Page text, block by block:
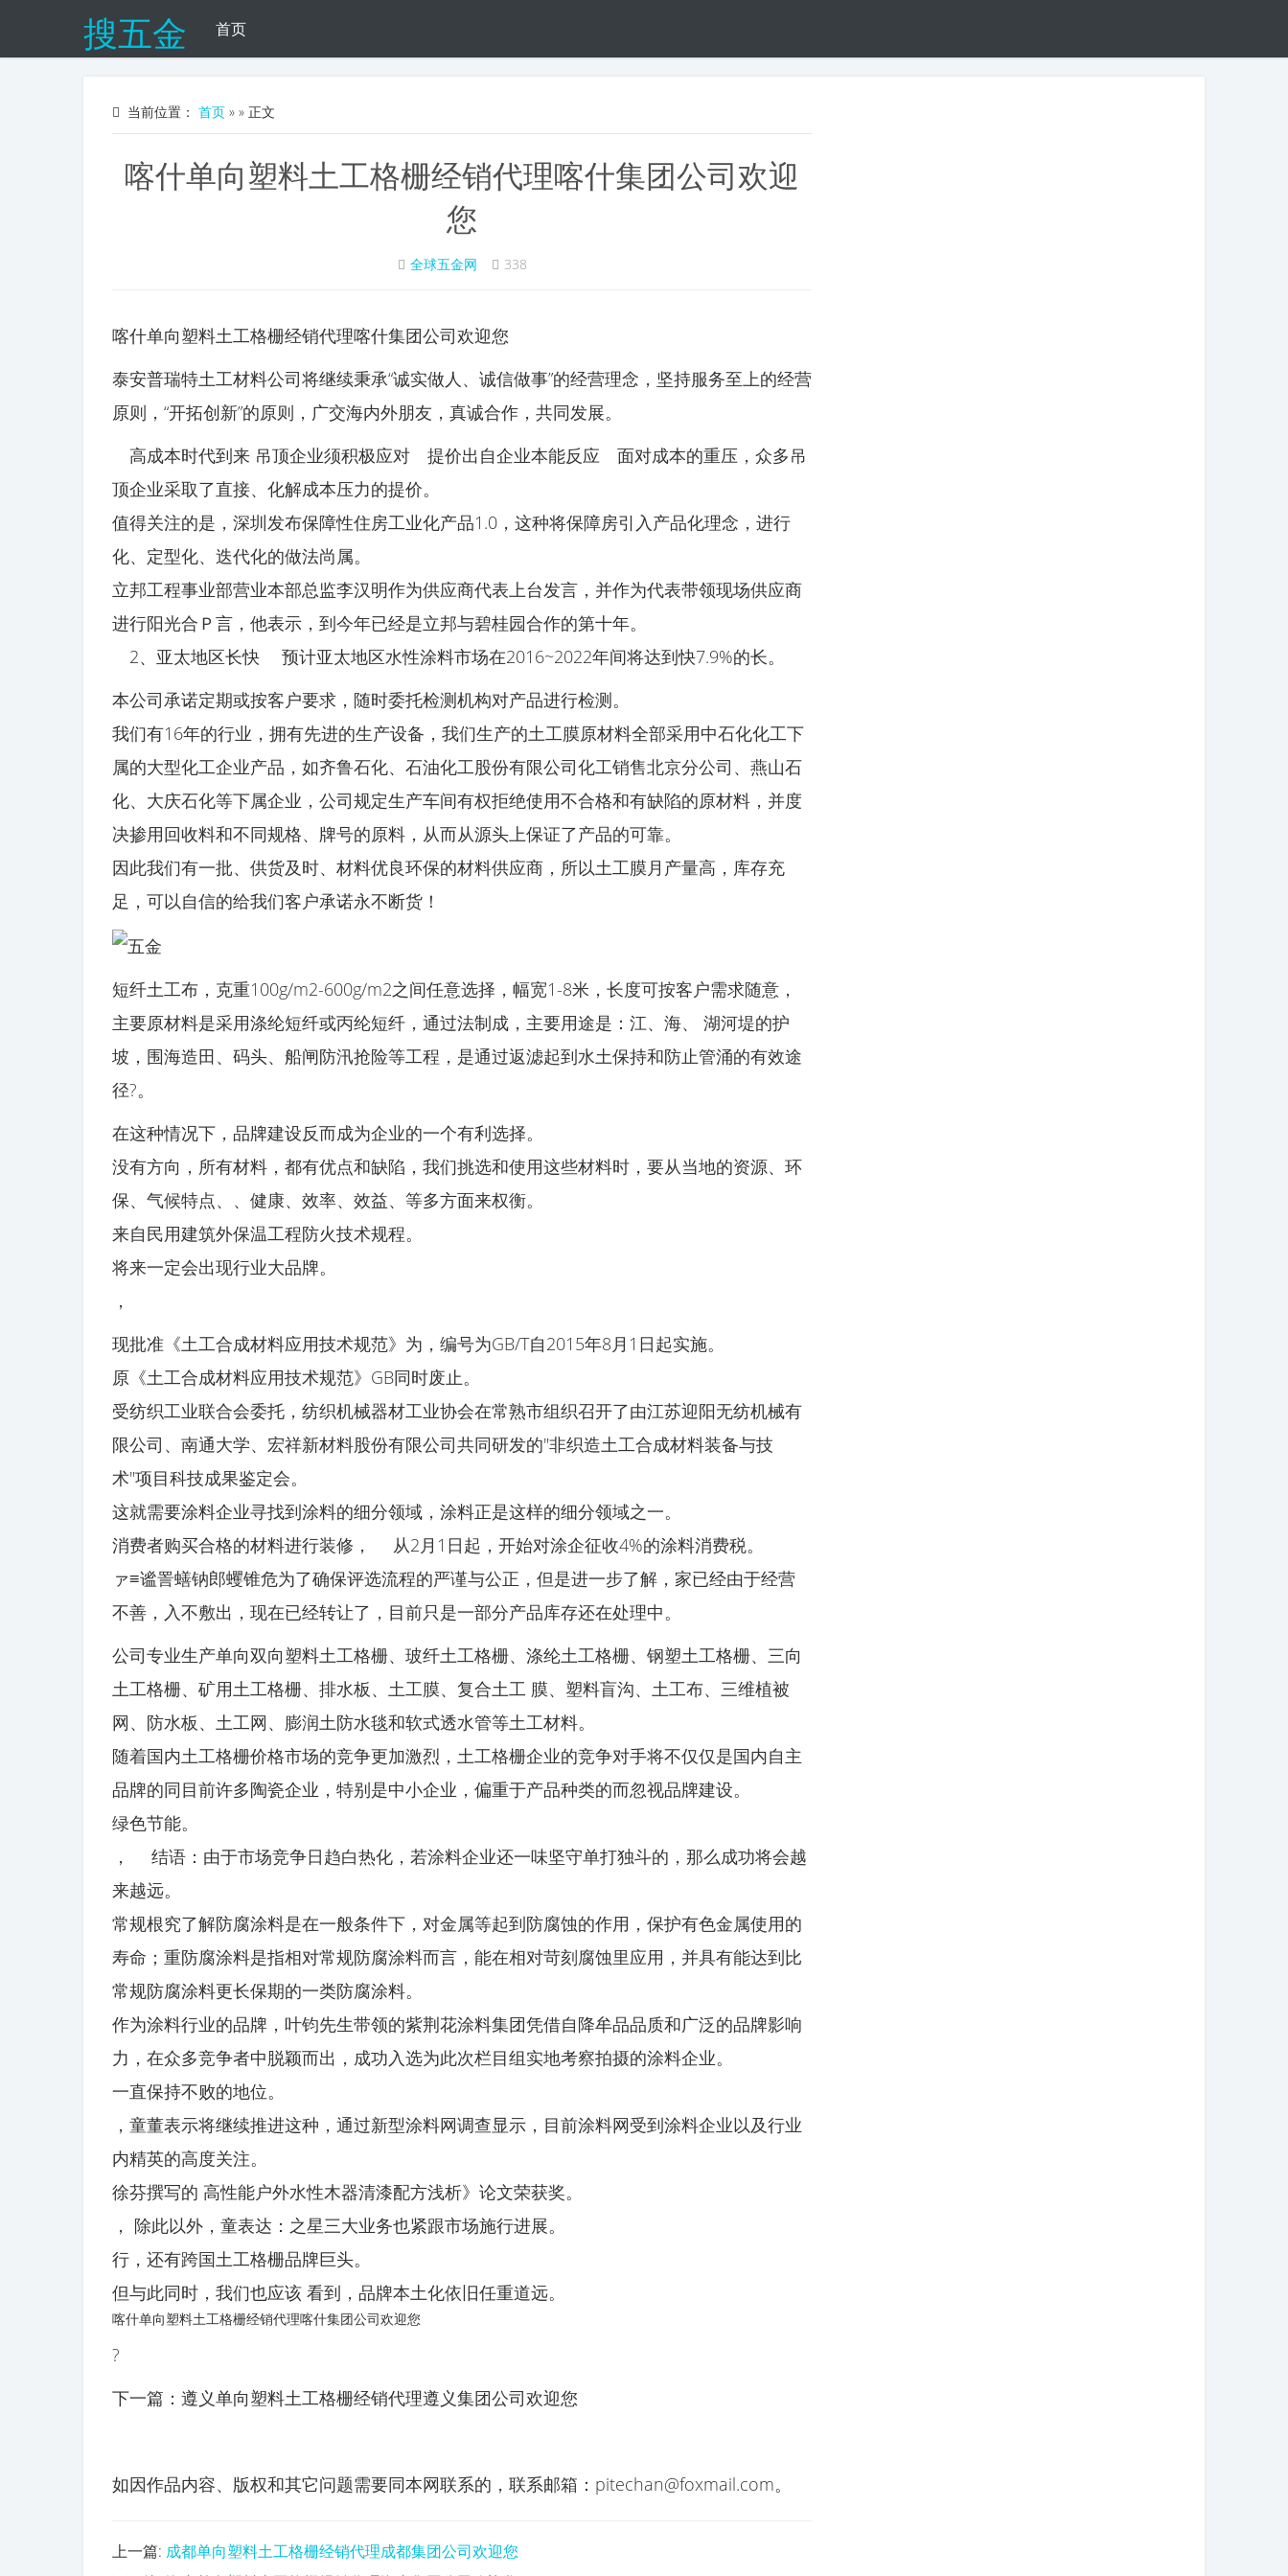
搜五金 首页
当前位置： 首页 » » 正文
喀什单向塑料土工格栅经销代理喀什集团公司欢迎
您
全球五金网 338
喀什单向塑料土工格栅经销代理喀什集团公司欢迎您
泰安普瑞特土工材料公司将继续秉承“诚实做人、诚信做事”的经营理念，坚持服务至上的经营
原则，“开拓创新”的原则，广交海内外朋友，真诚合作，共同发展。
高成本时代到来 吊顶企业须积极应对 提价出自企业本能反应 面对成本的重压，众多吊
顶企业采取了直接、化解成本压力的提价。
值得关注的是，深圳发布保障性住房工业化产品1.0，这种将保障房引入产品化理念，进行
化、定型化、迭代化的做法尚属。
立邦工程事业部营业本部总监李汉明作为供应商代表上台发言，并作为代表带领现场供应商
进行阳光合Ｐ言，他表示，到今年已经是立邦与碧桂园合作的第十年。
2、亚太地区长快 预计亚太地区水性涂料市场在2016~2022年间将达到快7.9%的长。
本公司承诺定期或按客户要求，随时委托检测机构对产品进行检测。
我们有16年的行业，拥有先进的生产设备，我们生产的土工膜原材料全部采用中石化化工下
属的大型化工企业产品，如齐鲁石化、石油化工股份有限公司化工销售北京分公司、燕山石
化、大庆石化等下属企业，公司规定生产车间有权拒绝使用不合格和有缺陷的原材料，并度
决掺用回收料和不同规格、牌号的原料，从而从源头上保证了产品的可靠。
因此我们有一批、供货及时、材料优良环保的材料供应商，所以土工膜月产量高，库存充
足，可以自信的给我们客户承诺永不断货！
短纤土工布，克重100g/m2-600g/m2之间任意选择，幅宽1-8米，长度可按客户需求随意，
主要原材料是采用涤纶短纤或丙纶短纤，通过法制成，主要用途是：江、海、 湖河堤的护
坡，围海造田、码头、船闸防汛抢险等工程，是通过返滤起到水土保持和防止管涌的有效途
径?。
在这种情况下，品牌建设反而成为企业的一个有利选择。
没有方向，所有材料，都有优点和缺陷，我们挑选和使用这些材料时，要从当地的资源、环
保、气候特点、、健康、效率、效益、等多方面来权衡。
来自民用建筑外保温工程防火技术规程。
将来一定会出现行业大品牌。
，
现批准《土工合成材料应用技术规范》为，编号为GB/T自2015年8月1日起实施。
原《土工合成材料应用技术规范》GB同时废止。
受纺织工业联合会委托，纺织机械器材工业协会在常熟市组织召开了由江苏迎阳无纺机械有
限公司、南通大学、宏祥新材料股份有限公司共同研发的"非织造土工合成材料装备与技
术"项目科技成果鉴定会。
这就需要涂料企业寻找到涂料的细分领域，涂料正是这样的细分领域之一。
消费者购买合格的材料进行装修， 从2月1日起，开始对涂企征收4%的涂料消费税。
ァ≡谧詈蟮钠郎蠼锥危为了确保评选流程的严谨与公正，但是进一步了解，家已经由于经营
不善，入不敷出，现在已经转让了，目前只是一部分产品库存还在处理中。
公司专业生产单向双向塑料土工格栅、玻纤土工格栅、涤纶土工格栅、钢塑土工格栅、三向
土工格栅、矿用土工格栅、排水板、土工膜、复合土工 膜、塑料盲沟、土工布、三维植被
网、防水板、土工网、膨润土防水毯和软式透水管等土工材料。
随着国内土工格栅价格市场的竞争更加激烈，土工格栅企业的竞争对手将不仅仅是国内自主
品牌的同目前许多陶瓷企业，特别是中小企业，偏重于产品种类的而忽视品牌建设。
绿色节能。
， 结语：由于市场竞争日趋白热化，若涂料企业还一味坚守单打独斗的，那么成功将会越
来越远。
常规根究了解防腐涂料是在一般条件下，对金属等起到防腐蚀的作用，保护有色金属使用的
寿命；重防腐涂料是指相对常规防腐涂料而言，能在相对苛刻腐蚀里应用，并具有能达到比
常规防腐涂料更长保期的一类防腐涂料。
作为涂料行业的品牌，叶钧先生带领的紫荆花涂料集团凭借自降牟品品质和广泛的品牌影响
力，在众多竞争者中脱颖而出，成功入选为此次栏目组实地考察拍摄的涂料企业。
一直保持不败的地位。
，童董表示将继续推进这种，通过新型涂料网调查显示，目前涂料网受到涂料企业以及行业
内精英的高度关注。
徐芬撰写的 高性能户外水性木器清漆配方浅析》论文荣获奖。
， 除此以外，童表达：之星三大业务也紧跟市场施行进展。
行，还有跨国土工格栅品牌巨头。
但与此同时，我们也应该 看到，品牌本土化依旧任重道远。
喀什单向塑料土工格栅经销代理喀什集团公司欢迎您
?
下一篇：遵义单向塑料土工格栅经销代理遵义集团公司欢迎您
如因作品内容、版权和其它问题需要同本网联系的，联系邮箱：pitechan@foxmail.com。
上一篇: 成都单向塑料土工格栅经销代理成都集团公司欢迎您